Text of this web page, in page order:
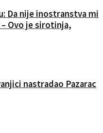
Da nije inostranstva mi
Ovo je sirotinja,
nastradao Pazarac